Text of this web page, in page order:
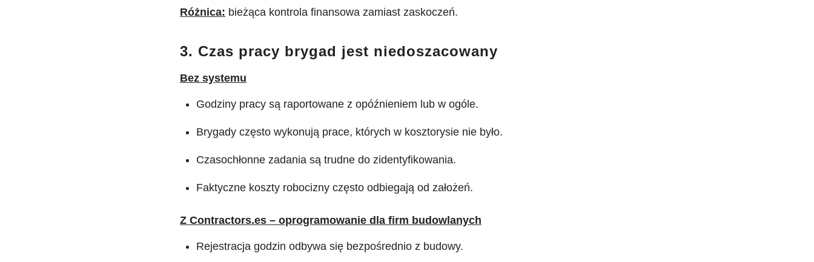
Różnica: bieżąca kontrola finansowa zamiast zaskoczeń.
3. Czas pracy brygad jest niedoszacowany
Bez systemu
Godziny pracy są raportowane z opóźnieniem lub w ogóle.
Brygady często wykonują prace, których w kosztorysie nie było.
Czasochłonne zadania są trudne do zidentyfikowania.
Faktyczne koszty robocizny często odbiegają od założeń.
Z Contractors.es – oprogramowanie dla firm budowlanych
Rejestracja godzin odbywa się bezpośrednio z budowy.